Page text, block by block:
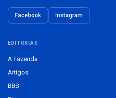
Facebook Instagram
EDITORIAS
A Fazenda
Artigos
BBB